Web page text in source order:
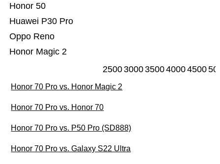
Honor Magic 2
Oppo Reno
Huawei P30 Pro
Honor 50
25003000350040004500
Honor 70 Pro vs. Honor Magic 2
Honor 70 Pro vs. Honor 70
Honor 70 Pro vs. P50 Pro (SD888)
Honor 70 Pro vs. Galaxy S22 Ultra